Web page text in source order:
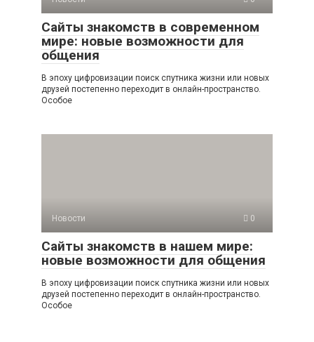
Сайты знакомств в современном
мире: новые возможности для
общения
В эпоху цифровизации поиск спутника жизни или новых
друзей постепенно переходит в онлайн-пространство.
Особое
Новости 0
Сайты знакомств в нашем мире:
новые возможности для общения
В эпоху цифровизации поиск спутника жизни или новых
друзей постепенно переходит в онлайн-пространство.
Особое